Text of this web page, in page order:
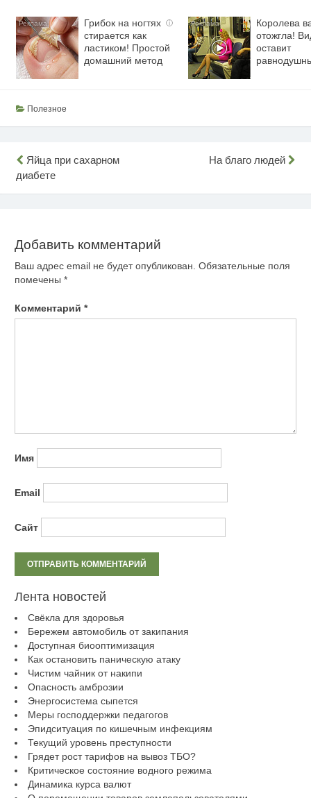
i
Грибок на ногтях
стирается как
ластиком! Простой
домашний метод
Королева
отожгла!
оставит
Полезное
Навигация
по
Яйца при сахарном
диабете
На благо людей
Добавить комментарий
Ваш адрес email не будет опубликован. Обязательные поля
помечены *
Комментарий *
Имя
Email
Сайт
Лента новостей
Свёкла для здоровья
Бережем автомобиль от закипания
Доступная биооптимизация
Как остановить паническую атаку
Чистим чайник от накипи
Опасность амброзии
Энергосистема сыпется
Меры господдержки педагогов
Эпидситуация по кишечным инфекциям
Текущий уровень преступности
Грядет рост тарифов на вывоз ТБО?
Критическое состояние водного режима
Динамика курса валют